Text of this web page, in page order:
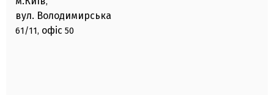
вул. Володимирська
61/11, офіс 50